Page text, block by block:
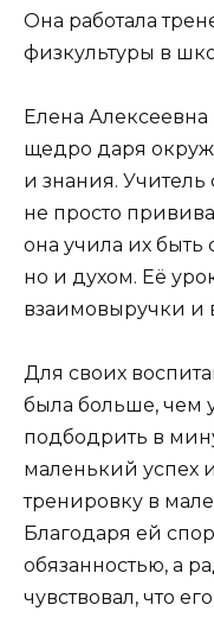
Она работала
физкультуры в
Елена
щедро даря
и знания. Учитель
не просто
она учила их
но и духом. Её
взаимовыручки и
Для своих
была больше, чем
подбодрить в
маленький успех
тренировку в
Благодаря ей
обязанностью, а
чувствовал, что